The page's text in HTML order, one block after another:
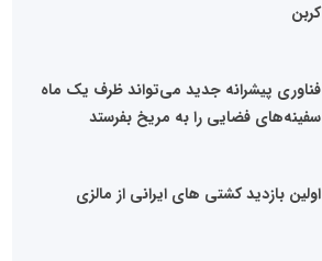
کربن
فناوری پیشرانه جدید می‌تواند ظرف یک ماه
سفینه‌های فضایی را به مریخ بفرستد
اولین بازدید کشتی های ایرانی از مالزی